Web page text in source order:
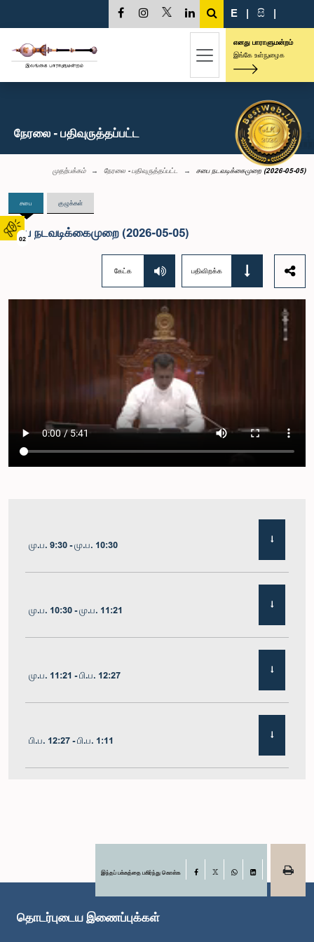
02
E | සි |
எனது பாராளுமன்றம்
இங்கே உள்நுழைக
நேரலை - பதிவுருத்தப்பட்ட
முதற்பக்கம் நேரலை - பதிவுருத்தப்பட்ட சபை நடவடிக்கைமுறை (2026-05-05)
சபை குழுக்கள்
சபை நடவடிக்கைமுறை (2026-05-05)
கேட்க பதிவிறக்க
மு.ப. 9:30 - மு.ப. 10:30
மு.ப. 10:30 - மு.ப. 11:21
மு.ப. 11:21 - பி.ப. 12:27
பி.ப. 12:27 - பி.ப. 1:11
பி.ப. 1:22 - பி.ப. 1:29இந்தப் பக்கத்தை பகிர்ந்து கொள்க Facebook
LinkedIn
தொடர்புடைய இணைப்புக்கள்